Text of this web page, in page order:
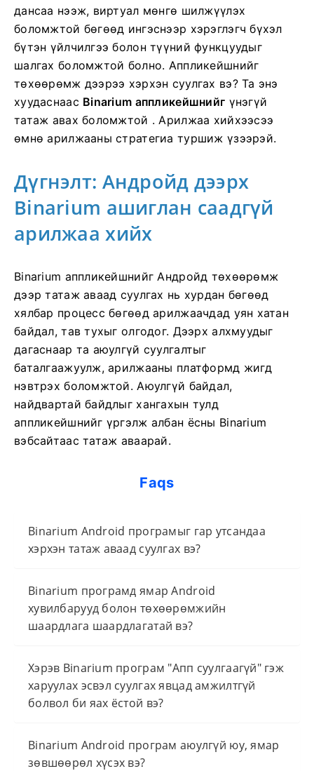
дансаа нээж, виртуал мөнгө шилжүүлэх
боломжтой бөгөөд ингэснээр хэрэглэгч бүхэл
бүтэн үйлчилгээ болон түүний функцуудыг
шалгах боломжтой болно. Аппликейшнийг
төхөөрөмж дээрээ хэрхэн суулгах вэ? Та энэ
хуудаснаас Binarium аппликейшнийг үнэгүй
татаж авах боломжтой . Арилжаа хийхээсээ
өмнө арилжааны стратегиа туршиж үзээрэй.
Дүгнэлт: Андройд дээрх
Binarium ашиглан саадгүй
арилжаа хийх
Binarium аппликейшнийг Андройд төхөөрөмж
дээр татаж аваад суулгах нь хурдан бөгөөд
хялбар процесс бөгөөд арилжаачдад уян хатан
байдал, тав тухыг олгодог. Дээрх алхмуудыг
дагаснаар та аюулгүй суулгалтыг
баталгаажуулж, арилжааны платформд жигд
нэвтрэх боломжтой. Аюулгүй байдал,
найдвартай байдлыг хангахын тулд
аппликейшнийг үргэлж албан ёсны Binarium
вэбсайтаас татаж аваарай.
Faqs
Binarium Android програмыг гар утсандаа
хэрхэн татаж аваад суулгах вэ?
Binarium програмд ​​ямар Android
хувилбарууд болон төхөөрөмжийн
шаардлага шаардлагатай вэ?
Хэрэв Binarium програм "Апп суулгаагүй" гэж
харуулах эсвэл суулгах явцад амжилтгүй
болвол би яах ёстой вэ?
Binarium Android програм аюулгүй юу, ямар
зөвшөөрөл хүсэх вэ?